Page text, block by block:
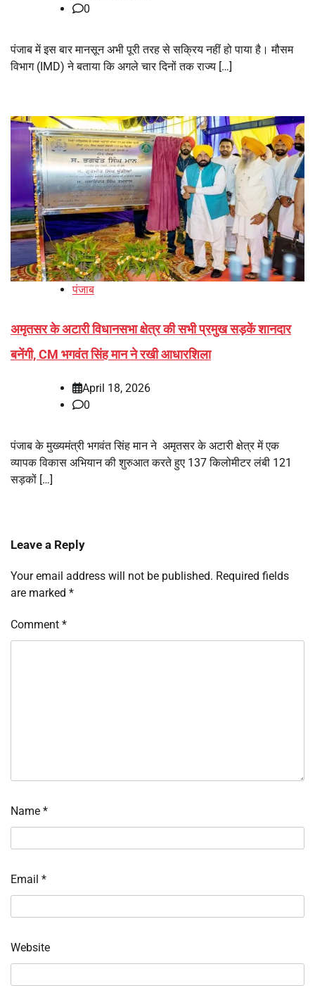
0
पंजाब में इस बार मानसून अभी पूरी तरह से सक्रिय नहीं हो पाया है। मौसम
विभाग (IMD) ने बताया कि अगले चार दिनों तक राज्य […]
पंजाब
अमृतसर के अटारी विधानसभा क्षेत्र की सभी प्रमुख सड़कें शानदार
बनेंगी, CM भगवंत सिंह मान ने रखी आधारशिला
April 18, 2026
0
पंजाब के मुख्यमंत्री भगवंत सिंह मान ने अमृतसर के अटारी क्षेत्र में एक
व्यापक विकास अभियान की शुरुआत करते हुए 137 किलोमीटर लंबी 121
सड़कों […]
Leave a Reply
Your email address will not be published. Required fields
are marked *
Comment *
Name *
Email *
Website